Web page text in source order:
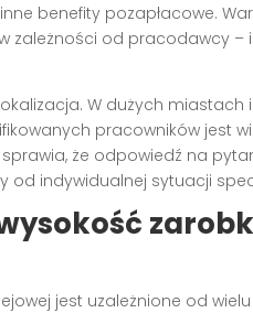
benefity pozapłacowe.
zależności od pracodawcy –
W dużych miastach
pracowników jest
że odpowiedź na
od indywidualnej sytuacji
jest uzależnione od